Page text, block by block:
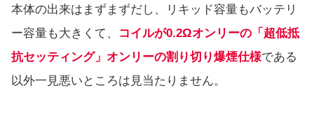
本体の出来はまずまずだし、リキッド容量もバッテリ
ー容量も大きくて、
コイルが0.2Ωオンリーの「超低抵
抗セッティング」オンリーの割り切り爆煙仕様である
以外一見悪いところは見当たりません。